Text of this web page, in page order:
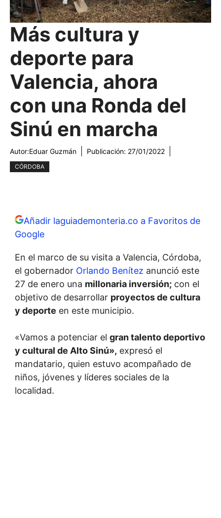
Más cultura y
deporte para
Valencia, ahora
con una Ronda del
Sinú en marcha
Autor:Eduar Guzmán Publicación: 27/01/2022
CÓRDOBA
Añadir laguiademonteria.co a Favoritos de
Google
En el marco de su visita a Valencia, Córdoba,
el gobernador Orlando Benítez anunció este
27 de enero una millonaria inversión; con el
objetivo de desarrollar proyectos de cultura
y deporte en este municipio.
«Vamos a potenciar el gran talento deportivo
y cultural de Alto Sinú», expresó el
mandatario, quien estuvo acompañado de
niños, jóvenes y líderes sociales de la
localidad.